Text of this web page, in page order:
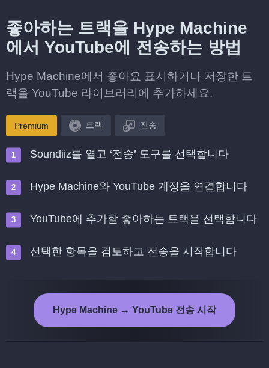
좋아하는 트랙을 Hype Machine
에서 YouTube에 전송하는 방법
Hype Machine에서 좋아요 표시하거나 저장한 트
랙을 YouTube 라이브러리에 추가하세요.
Premium 트랙 전송
Soundiiz를 열고 ‘전송’ 도구를 선택합니다
Hype Machine와 YouTube 계정을 연결합니다
YouTube에 추가할 좋아하는 트랙을 선택합니다
선택한 항목을 검토하고 전송을 시작합니다
Hype Machine → YouTube 전송 시작